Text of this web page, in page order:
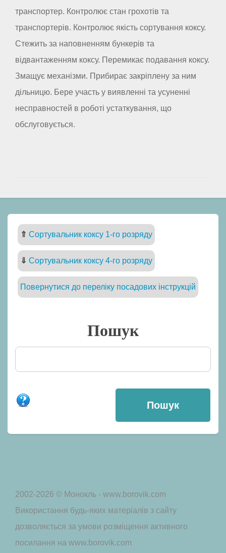
транспортер. Контролює стан грохотів та
транспортерів. Контролює якість сортування коксу.
Стежить за наповненням бункерів та
відвантаженням коксу. Перемикає подавання коксу.
Змащує механізми. Прибирає закріплену за ним
дільницю. Бере участь у виявленні та усуненні
несправностей в роботі устаткування, що
обслуговується.
⇑ Сортувальник коксу 1-го розряду
⇓ Сортувальник коксу 4-го розряду
Повернутися до переліку посадових інструкцій
Пошук
2002-2026 © Монокль - www.borovik.com
Використання будь-яких матеріалів з сайту
дозволяється за умови розміщення активного
посилання на www.borovik.com